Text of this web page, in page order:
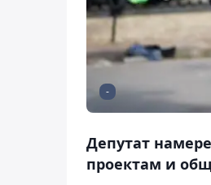
-
Депутат
проектам и